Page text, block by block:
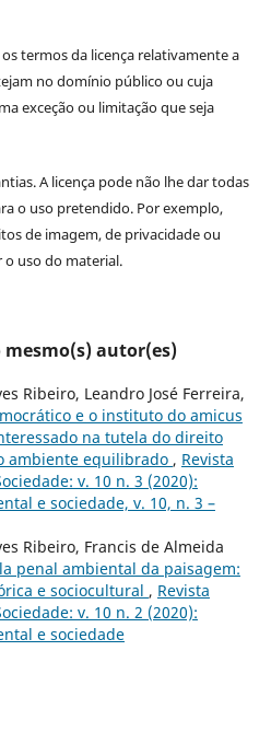
termos da licença relativamente a
no domínio público ou cuja
exceção ou limitação que seja
A licença pode não lhe dar todas
o uso pretendido. Por exemplo,
de imagem, de privacidade ou
uso do material.
autor(es)
Ribeiro, Leandro José Ferreira,
e o instituto do amicus
na tutela do direito
ambiente equilibrado , Revista
v. 10 n. 3 (2020):
e sociedade, v. 10, n. 3 –
Ribeiro, Francis de Almeida
penal ambiental da paisagem:
e sociocultural , Revista
v. 10 n. 2 (2020):
e sociedade